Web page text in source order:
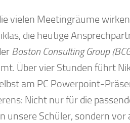
vielen Meetingräume
die heutige
Boston Consulting Group
Über vier Stunden führt
am PC Powerpoint-
Nicht nur für die
Schüler, sondern vor